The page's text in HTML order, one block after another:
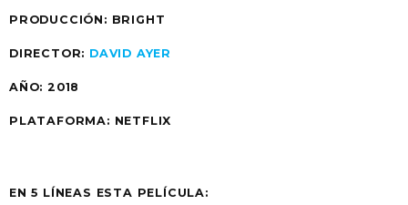
PRODUCCIÓN: BRIGHT
DIRECTOR: DAVID AYER
AÑO: 2018
PLATAFORMA: NETFLIX
EN 5 LÍNEAS ESTA PELÍCULA: